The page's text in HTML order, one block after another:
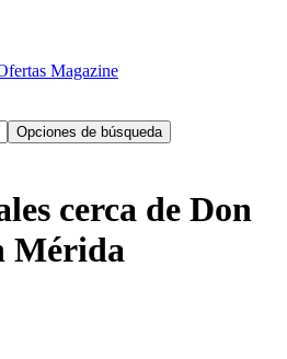
Magazine
Opciones de búsqueda
cerca de Don
Mérida